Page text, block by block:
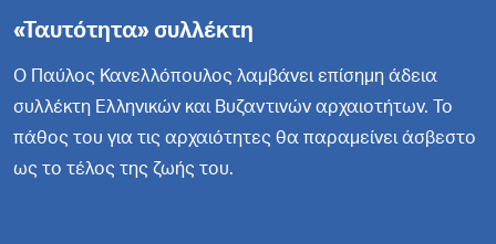
«Ταυτότητα» συλλέκτη
Ο Παύλος Κανελλόπουλος λαμβάνει επίσημη άδεια
συλλέκτη Ελληνικών και Βυζαντινών αρχαιοτήτων. Το
πάθος του για τις αρχαιότητες θα παραμείνει άσβεστο
ως το τέλος της ζωής του.